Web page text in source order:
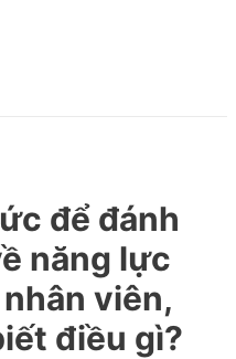
để đánh
năng lực
viên,
điều gì?